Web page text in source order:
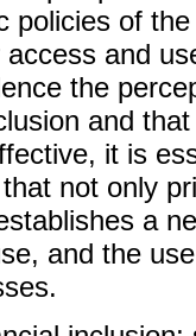
policies of
and
the
and
it is
not only
a
and the